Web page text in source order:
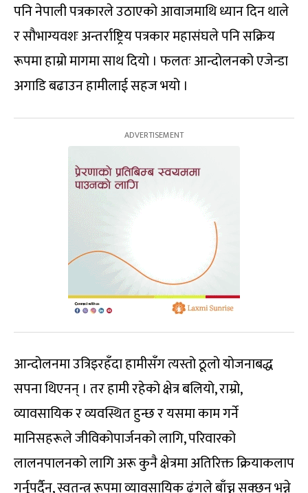
पनि नेपाली पत्रकारले उठाएको आवाजमाथि ध्यान दिन थाले
र सौभाग्यवशः अन्तर्राष्ट्रिय पत्रकार महासंघले पनि सक्रिय
रूपमा हाम्रो मागमा साथ दियो । फलतः आन्दोलनको एजेन्डा
अगाडि बढाउन हामीलाई सहज भयो ।
आन्दोलनमा उत्रिइरहँदा हामीसँग त्यस्तो ठूलो योजनाबद्ध
सपना थिएनन् । तर हामी रहेको क्षेत्र बलियो, राम्रो,
व्यावसायिक र व्यवस्थित हुन्छ र यसमा काम गर्ने
मानिसहरूले जीविकोपार्जनको लागि, परिवारको
लालनपालनको लागि अरू कुनै क्षेत्रमा अतिरिक्त क्रियाकलाप
गर्नुपर्दैन, स्वतन्त्र रूपमा व्यावसायिक ढंगले बाँच्न सक्छन् भन्ने